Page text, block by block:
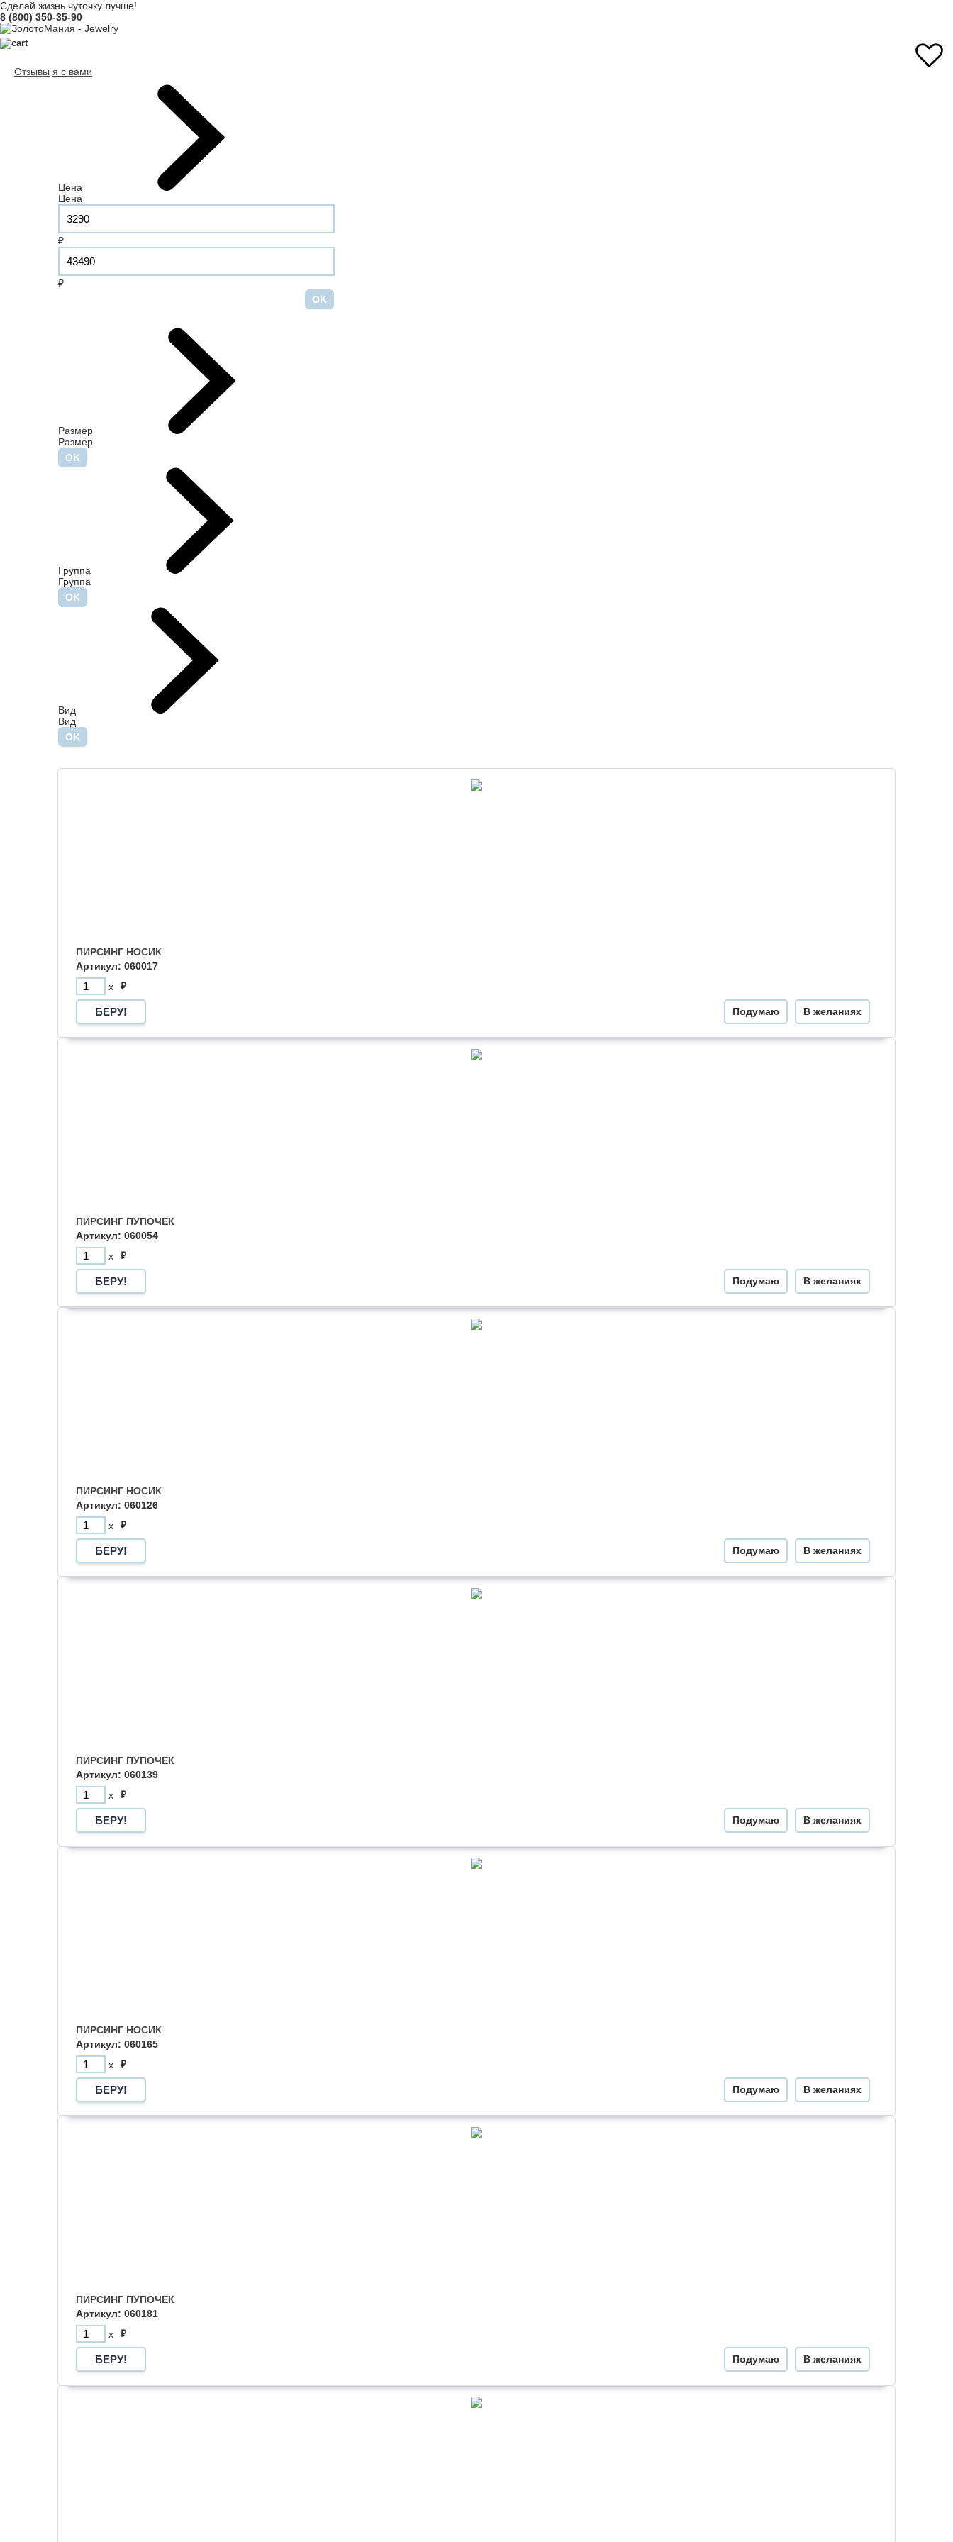
Сделай жизнь чуточку лучше!
8 (800) 350-35-90
Отзывы я с вами
Цена
Цена
₽
₽
Размер
Размер
Группа
Группа
Вид
Вид
ПИРСИНГ НОСИК
Артикул: 060017
x
₽
В желаниях
Подумаю
ПИРСИНГ ПУПОЧЕК
Артикул: 060054
x
₽
В желаниях
Подумаю
ПИРСИНГ НОСИК
Артикул: 060126
x
₽
В желаниях
Подумаю
ПИРСИНГ ПУПОЧЕК
Артикул: 060139
x
₽
В желаниях
Подумаю
ПИРСИНГ НОСИК
Артикул: 060165
x
₽
В желаниях
Подумаю
ПИРСИНГ ПУПОЧЕК
Артикул: 060181
x
₽
В желаниях
Подумаю